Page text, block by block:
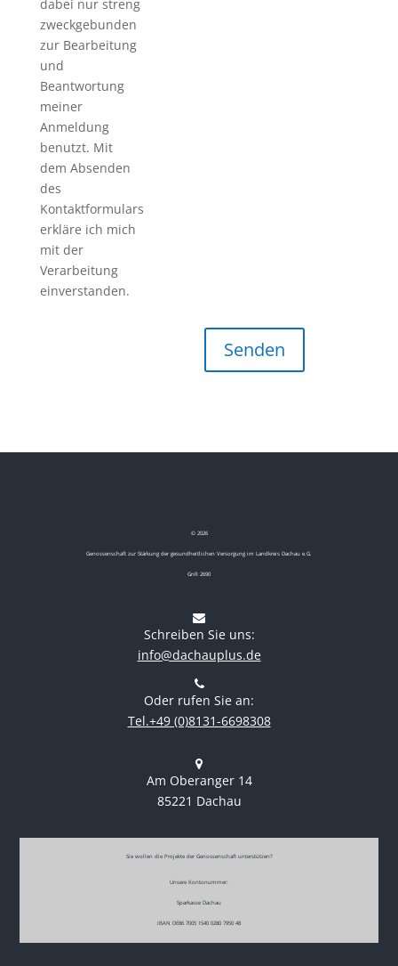
dabei nur streng
zweckgebunden
zur Bearbeitung
und
Beantwortung
meiner
Anmeldung
benutzt. Mit
dem Absenden
des
Kontaktformulars
erkläre ich mich
mit der
Verarbeitung
einverstanden.
© 2026
Genossenschaft zur Stärkung der gesundheitlichen Versorgung im Landkreis Dachau e.G.
GnR 2690
Schreiben Sie uns:
info@dachauplus.de
Oder rufen Sie an:
Tel.+49 (0)8131-6698308
Am Oberanger 14
85221 Dachau
Sie wollen die Projekte der Genossenschaft unterstützen?
Unsere Kontonummer:
Sparkasse Dachau
IBAN DE86 7005 1540 0280 7950 48